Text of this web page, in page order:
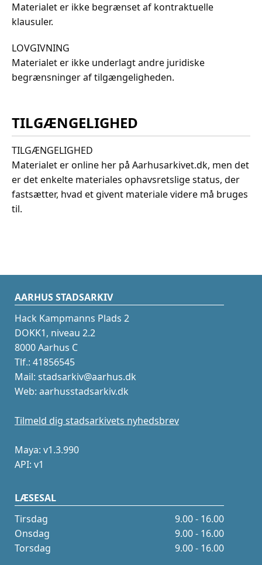
Materialet er ikke begrænset af kontraktuelle
klausuler.
LOVGIVNING
Materialet er ikke underlagt andre juridiske
begrænsninger af tilgængeligheden.
TILGÆNGELIGHED
TILGÆNGELIGHED
Materialet er online her på Aarhusarkivet.dk, men det
er det enkelte materiales ophavsretslige status, der
fastsætter, hvad et givent materiale videre må bruges
til.
AARHUS STADSARKIV
Hack Kampmanns Plads 2
DOKK1, niveau 2.2
8000 Aarhus C
Tlf.: 41856545
Mail: stadsarkiv@aarhus.dk
Web: aarhusstadsarkiv.dk
Tilmeld dig stadsarkivets nyhedsbrev
Maya: v1.3.990
API: v1
LÆSESAL
Tirsdag
9.00 - 16.00
Onsdag
9.00 - 16.00
Torsdag
9.00 - 16.00